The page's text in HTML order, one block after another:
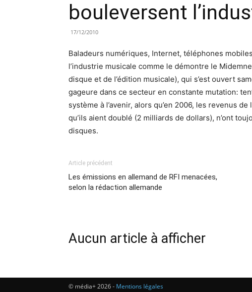
bouleversent
17/12/2010
Baladeurs numériques, Internet, téléphones
l’industrie musicale comme le démontre le
disque et de l’édition musicale), qui s’est ouvert
gageure dans ce secteur en constante mutation:
système à l’avenir, alors qu’en 2006, les revenus
qu’ils aient doublé (2 milliards de dollars), n’ont
disques.
Article précédent
Les émissions en allemand de RFI menacées,
selon la rédaction allemande
Aucun article à afficher
© média+ 2026 - Mentions légales